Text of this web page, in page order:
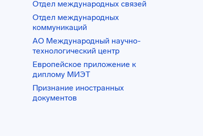
Отдел международных связей
Отдел международных
коммуникаций
АО Международный научно-
технологический центр
Европейское приложение к
диплому МИЭТ
Признание иностранных
документов